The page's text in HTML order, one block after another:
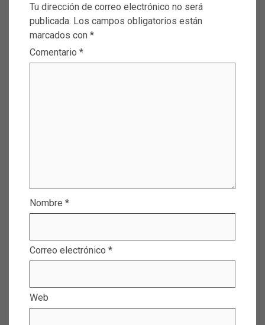
Tu dirección de correo electrónico no será
publicada. Los campos obligatorios están
marcados con *
Comentario *
Nombre *
Correo electrónico *
Web